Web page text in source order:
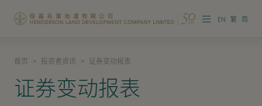
EN 繁 简
集团概览
投资者资讯
首页 > 投资者资讯 > 证券变动报表
证券变动报表